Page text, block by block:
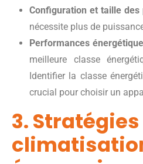
Configuration et taille des
nécessite plus de
Performances
meilleure classe
Identifier la classe
crucial pour choisir un
3.